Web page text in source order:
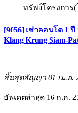
ทรัพย์โครงการ(
[9056] เช่าคอนโด 1
Klang Krung Siam-
สิ้นสุดสัญญา 01 เม.ย.
อัพเดตล่าสุด 16 ก.ค.